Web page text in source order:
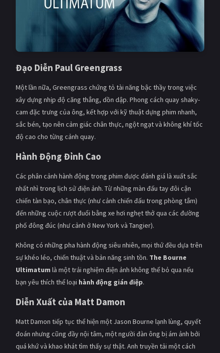
Đạo Diễn Paul Greengrass
Một lần nữa, Greengrass chứng tỏ tài năng bậc thầy trong việc
xây dựng nhịp độ căng thẳng, dồn dập. Phong cách quay shaky-
cam đặc trưng của ông, kết hợp với kỹ thuật dựng phim nhanh,
sắc bén, tạo nên cảm giác chân thực, ngột ngạt và không khí tốc
độ cao cho từng cảnh quay.
Hành Động Đỉnh Cao
Các phân cảnh hành động trong phim được đánh giá là xuất sắc
nhất nhì trong lịch sử điện ảnh. Từ những màn đấu tay đôi cận
chiến tàn bạo, chân thực (như cảnh chiến đấu trong phòng tắm)
đến những cuộc rượt đuổi bằng xe hơi nghẹt thở qua các đường
phố đông đúc (như cảnh ở New York và Tangier).
Không có những pha hành động siêu nhiên, mọi thứ đều dựa trên
sự khéo léo, chiến thuật và bản năng sinh tồn. The Bourne
Ultimatum là một trải nghiệm điện ảnh không thể bỏ qua nếu
bạn yêu thích thể loại hành động gián điệp.
Diễn Xuất của Matt Damon
Matt Damon tiếp tục thể hiện một Jason Bourne lạnh lùng, quyết
đoán nhưng cũng đầy nội tâm, một người đàn ông bị ám ảnh bởi
quá khứ và khao khát tìm thấy sự thật. Anh truyền tải một cách